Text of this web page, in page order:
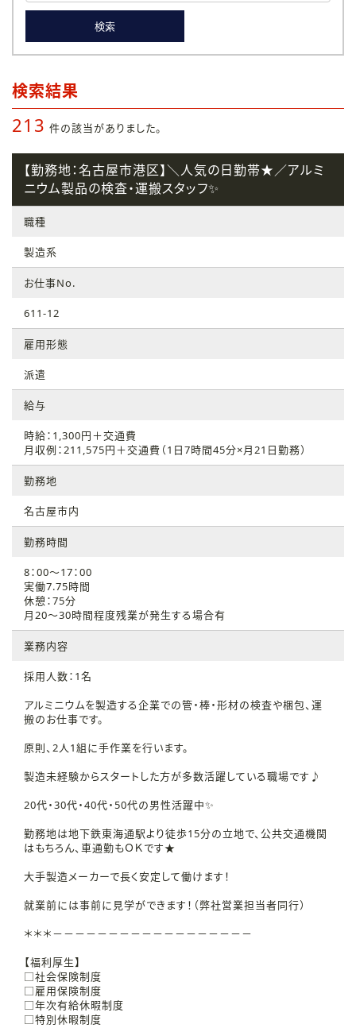
検索
検索結果
213 件の該当がありました。
【勤務地：名古屋市港区】＼人気の日勤帯★／アルミ
ニウム製品の検査・運搬スタッフ✨
職種
製造系
お仕事No.
611-12
雇用形態
派遣
給与
時給：1,300円＋交通費
月収例：211,575円＋交通費（1日7時間45分×月21日勤務）
勤務地
名古屋市内
勤務時間
8：00～17：00
実働7.75時間
休憩：75分
月20～30時間程度残業が発生する場合有
業務内容
採用人数：1名
アルミニウムを製造する企業での管・棒・形材の検査や梱包、運
搬のお仕事です。
原則、2人1組に手作業を行います。
製造未経験からスタートした方が多数活躍している職場です♪
20代・30代・40代・50代の男性活躍中✨
勤務地は地下鉄東海通駅より徒歩15分の立地で、公共交通機関
はもちろん、車通勤もＯＫです★
大手製造メーカーで長く安定して働けます！
就業前には事前に見学ができます！（弊社営業担当者同行）
＊＊＊－－－－－－－－－－－－－－－－－－
【福利厚生】
□社会保険制度
□雇用保険制度
□年次有給休暇制度
□特別休暇制度